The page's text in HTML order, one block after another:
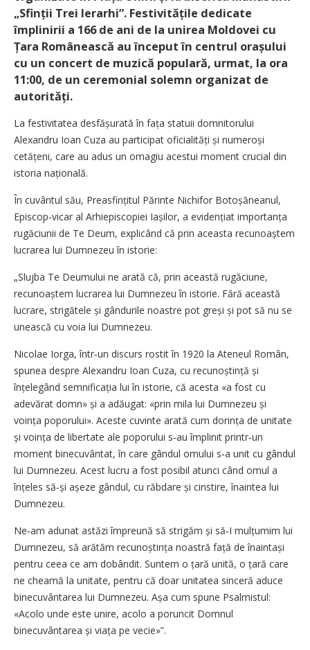
„Sfinții Trei Ierarhi”. Festivitățile dedicate
împlinirii a 166 de ani de la unirea Moldovei cu
Țara Românească au început în centrul orașului
cu un concert de muzică populară, urmat, la ora
11:00, de un ceremonial solemn organizat de
autorități.
La festivitatea desfășurată în fața statuii domnitorului
Alexandru Ioan Cuza au participat oficialități și numeroși
cetățeni, care au adus un omagiu acestui moment crucial din
istoria națională.
În cuvântul său, Preasfințitul Părinte Nichifor Botoșăneanul,
Episcop‑vicar al Arhiepiscopiei Iașilor, a evidențiat importanța
rugăciunii de Te Deum, explicând că prin aceasta recunoaștem
lucrarea lui Dumnezeu în istorie:
„Slujba Te Deumului ne arată că, prin această rugăciune,
recunoaștem lucrarea lui Dumnezeu în istorie. Fără această
lucrare, strigătele și gândurile noastre pot greși și pot să nu se
unească cu voia lui Dumnezeu.
Nicolae Iorga, într‑un discurs rostit în 1920 la Ateneul Român,
spunea despre Alexandru Ioan Cuza, cu recunoștință și
înțelegând semnificația lui în istorie, că acesta «a fost cu
adevărat domn» și a adăugat: «prin mila lui Dumnezeu și
voința poporului». Aceste cuvinte arată cum dorința de unitate
și voința de libertate ale poporului s‑au împlinit printr‑un
moment binecuvântat, în care gândul omului s‑a unit cu gândul
lui Dumnezeu. Acest lucru a fost posibil atunci când omul a
înțeles să‑și așeze gândul, cu răbdare și cinstire, înaintea lui
Dumnezeu.
Ne‑am adunat astăzi împreună să strigăm și să‑I mulțumim lui
Dumnezeu, să arătăm recunoștința noastră față de înaintași
pentru ceea ce am dobândit. Suntem o țară unită, o țară care
ne cheamă la unitate, pentru că doar unitatea sinceră aduce
binecuvântarea lui Dumnezeu. Așa cum spune Psalmistul:
«Acolo unde este unire, acolo a poruncit Domnul
binecuvântarea și viața pe vecie»”.